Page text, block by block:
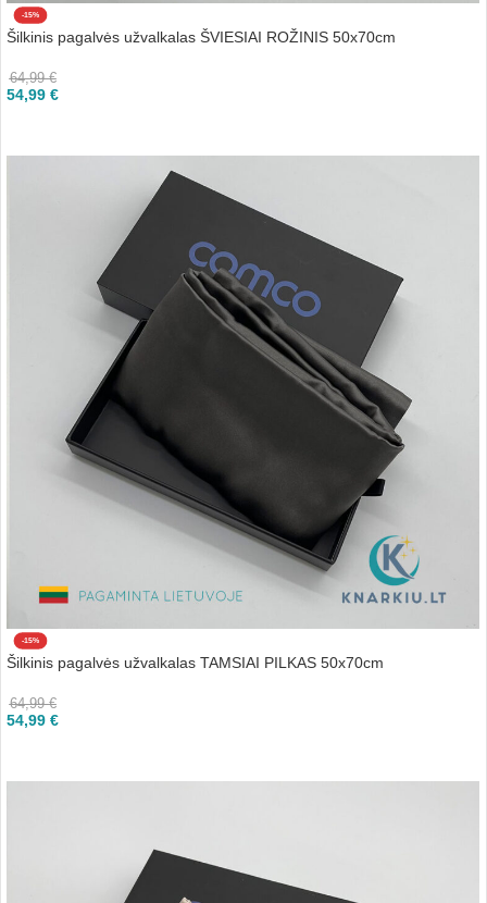
-15%
Šilkinis pagalvės užvalkalas ŠVIESIAI ROŽINIS 50x70cm
64,99€
54,99 €
-15%
Šilkinis pagalvės užvalkalas TAMSIAI PILKAS 50x70cm
64,99€
54,99 €